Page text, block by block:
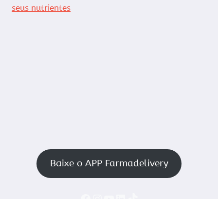
seus nutrientes
Baixe o APP Farmadelivery